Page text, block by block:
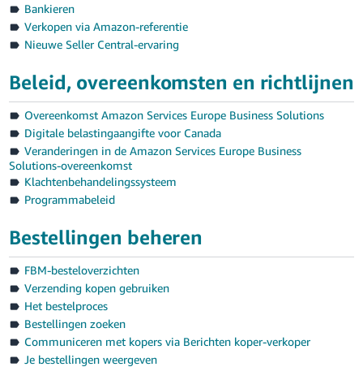
Nederlands
Inloggen
Meld
je
aan
Bankieren
Verkopen via Amazon-referentie
Nieuwe Seller Central-ervaring
Beleid, overeenkomsten en richtlijnen
Overeenkomst Amazon Services Europe Business Solutions
Digitale belastingaangifte voor Canada
Veranderingen in de Amazon Services Europe Business
Solutions-overeenkomst
Klachtenbehandelingssysteem
Programmabeleid
Bestellingen beheren
FBM-besteloverzichten
Verzending kopen gebruiken
Het bestelproces
Bestellingen zoeken
Communiceren met kopers via Berichten koper-verkoper
Je bestellingen weergeven